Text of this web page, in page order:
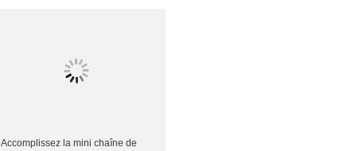
Accomplissez la mini chaîne de